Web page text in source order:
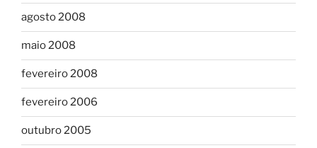
agosto 2008
maio 2008
fevereiro 2008
fevereiro 2006
outubro 2005